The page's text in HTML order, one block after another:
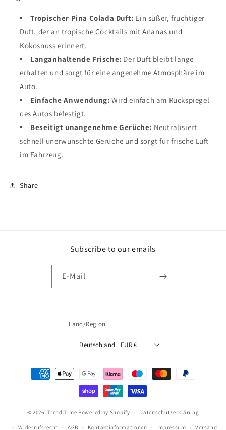
Tropischer Pina Colada Duft: Ein süßer, fruchtiger
Duft, der an tropische Cocktails mit Ananas und
Kokosnuss erinnert.
Langanhaltende Frische: Der Duft bleibt lange
erhalten und sorgt für eine angenehme Atmosphäre im
Auto.
Einfache Anwendung: Wird einfach am Rückspiegel
des Autos befestigt.
Beseitigt unangenehme Gerüche: Neutralisiert
schnell unerwünschte Gerüche und sorgt für frische Luft
im Fahrzeug.
Share
Subscribe to our emails
E-Mail
Land/Region
Deutschland | EUR €
Zahlungsmethoden
© 2026,Trend Time Powered by Shopify Datenschutzerklärung
Widerrufsrecht AGB Kontaktinformationen Impressum Versand